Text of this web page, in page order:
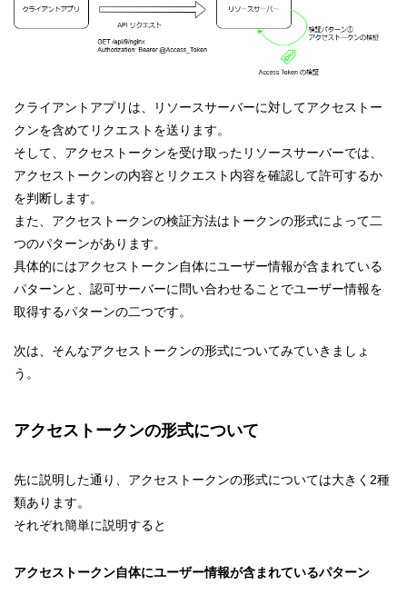
クライアントアプリは、リソースサーバーに対してアクセストー
クンを含めてリクエストを送ります。
そして、アクセストークンを受け取ったリソースサーバーでは、
アクセストークンの内容とリクエスト内容を確認して許可するか
を判断します。
また、アクセストークンの検証方法はトークンの形式によって二
つのパターンがあります。
具体的にはアクセストークン自体にユーザー情報が含まれている
パターンと、認可サーバーに問い合わせることでユーザー情報を
取得するパターンの二つです。
次は、そんなアクセストークンの形式についてみていきましょ
う。
アクセストークンの形式について
先に説明した通り、アクセストークンの形式については大きく2種
類あります。
それぞれ簡単に説明すると
アクセストークン自体にユーザー情報が含まれているパターン